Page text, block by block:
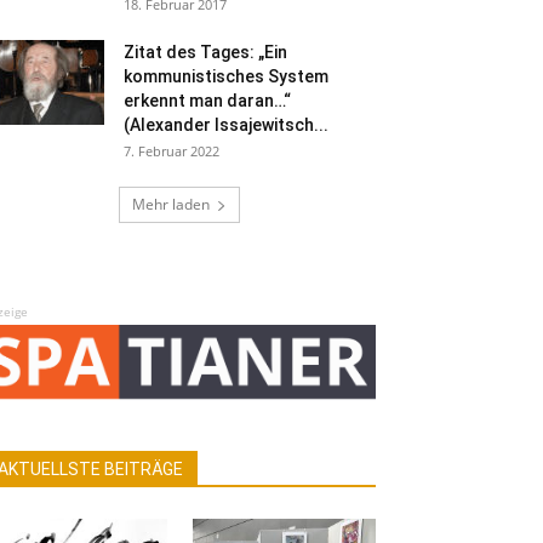
18. Februar 2017
Zitat des Tages: „Ein
kommunistisches System
erkennt man daran…“
(Alexander Issajewitsch...
7. Februar 2022
Mehr laden
BEITRÄGE